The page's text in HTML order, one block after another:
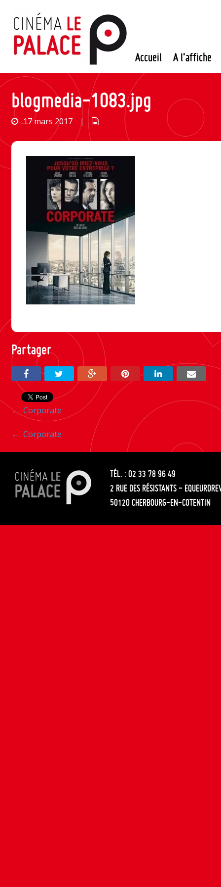
contenu
Accueil A l’affiche
blogmedia-1083.jpg
17 mars 2017 |
Partager
Navigation
entre
les
articles
← Corporate
Navigation
entre
les
articles
← Corporate
TÉL. : 02 33 78 96 49
2 RUE DES RÉSISTANTS -
50120 CHERBOURG-EN-COTENTIN